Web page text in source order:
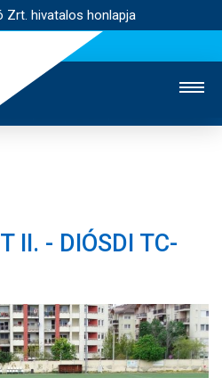
Zrt. hivatalos honlapja
WEBSHOP
STADION
HÍREK
II. - DIÓSDI TC-